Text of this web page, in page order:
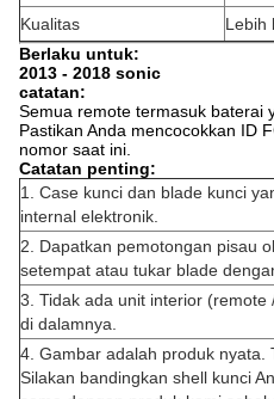
Kualitas
Lebih
Berlaku untuk:
2013 - 2018 sonic
catatan:
Semua remote termasuk baterai
Pastikan Anda mencocokkan ID
nomor saat ini.
Catatan penting:
1. Case kunci dan blade kunci
internal elektronik.
2. Dapatkan pemotongan pisau
setempat atau tukar blade
3. Tidak ada unit interior
di dalamnya.
4. Gambar adalah produk nyata.
Silakan bandingkan shell kunci